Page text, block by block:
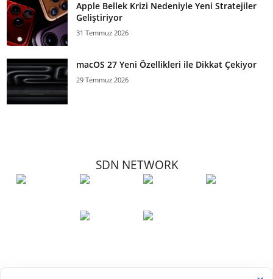
Apple Bellek Krizi Nedeniyle Yeni Stratejiler
Geliştiriyor
31 Temmuz 2026
macOS 27 Yeni Özellikleri ile Dikkat Çekiyor
29 Temmuz 2026
SDN NETWORK